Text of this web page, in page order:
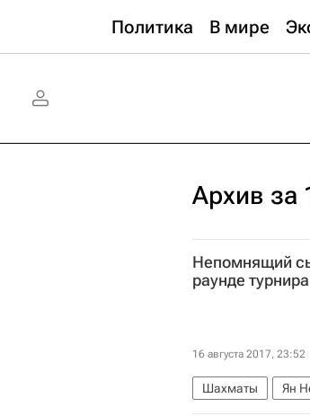
Политика В мире
Архив за
Непомнящий
раунде
16 августа 2017, 23:52
Шахматы Ян